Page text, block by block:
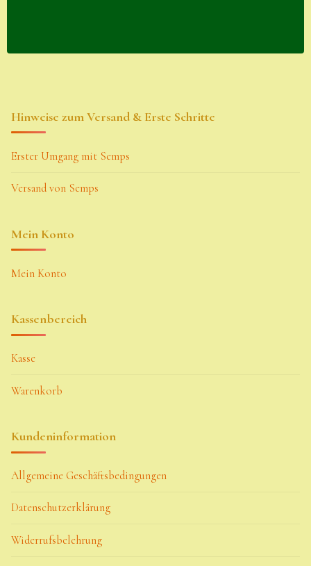
Hinweise zum Versand & Erste Schritte
Erster Umgang mit Semps
Versand von Semps
Mein Konto
Mein Konto
Kassenbereich
Kasse
Warenkorb
Kundeninformation
Allgemeine Geschäftsbedingungen
Datenschutzerklärung
Widerrufsbelehrung